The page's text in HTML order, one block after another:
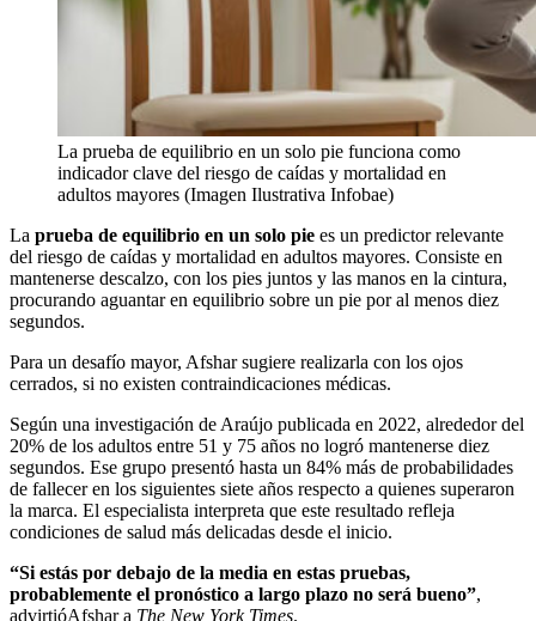
La prueba de equilibrio en un solo pie funciona como
indicador clave del riesgo de caídas y mortalidad en
adultos mayores (Imagen Ilustrativa Infobae)
La prueba de equilibrio en un solo pie es un predictor relevante
del riesgo de caídas y mortalidad en adultos mayores. Consiste en
mantenerse descalzo, con los pies juntos y las manos en la cintura,
procurando aguantar en equilibrio sobre un pie por al menos diez
segundos.
Para un desafío mayor, Afshar sugiere realizarla con los ojos
cerrados, si no existen contraindicaciones médicas.
Según una investigación de Araújo publicada en 2022, alrededor del
20% de los adultos entre 51 y 75 años no logró mantenerse diez
segundos. Ese grupo presentó hasta un 84% más de probabilidades
de fallecer en los siguientes siete años respecto a quienes superaron
la marca. El especialista interpreta que este resultado refleja
condiciones de salud más delicadas desde el inicio.
“Si estás por debajo de la media en estas pruebas,
probablemente el pronóstico a largo plazo no será bueno”,
advirtióAfshar a The New York Times.